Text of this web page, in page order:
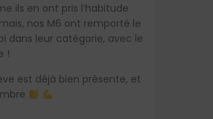
ils en ont pris l’habitude
nos M6 ont remporté le
dans leur catégorie, avec le
!
est déjà bien présente, et